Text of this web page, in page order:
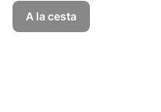
A la cesta